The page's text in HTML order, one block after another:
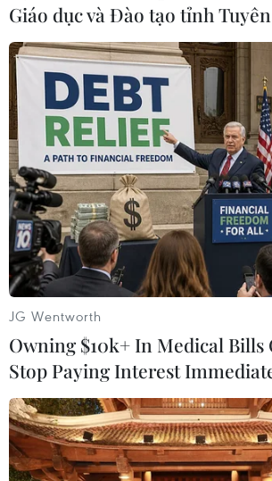
Brazil, trong 2 ngày 21 và 22/2 để
họp của các Bộ trưởng Ngoại giao
Chuyến công du Mỹ Latinh gần
trưởng Ngoại giao Nga diễn ra từ
ngày 21/4/2023. Ông Lavrov đã
Cuba, Nicaragua và Venezuela./.
Củng cố gắn kết truyền
thống giữa Nga và các
nước Mỹ Latinh và Caribe
Chuyến công du Mỹ Latinh và
Caribe của Ngoại trưởng Nga
không chỉ thúc đẩy hợp tác mà
còn nhằm mở rộng ảnh hưởng
gắn kết truyền thống giữa các
bên.
Giáo dục và Đào tạo tỉnh
JG Wentworth
Owning $10k+ In Medical Bills
Stop Paying Interest